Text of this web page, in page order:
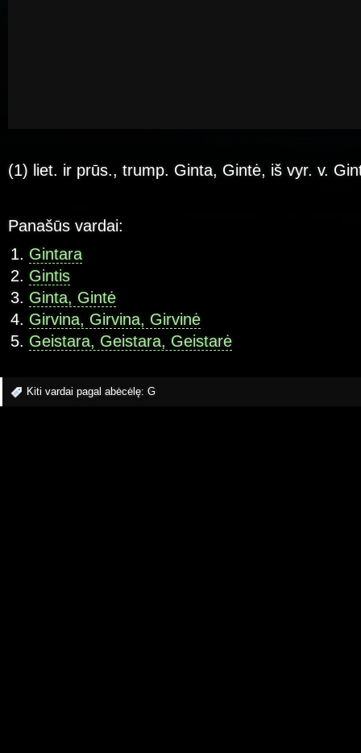
(1) liet. ir prūs., trump. Ginta, Gintė, iš vyr. v.
Panašūs vardai:
Gintara
Gintis
Ginta, Gintė
Girvina, Girvina, Girvinė
Geistara, Geistara, Geistarė
Kiti vardai pagal abėcėlę: G